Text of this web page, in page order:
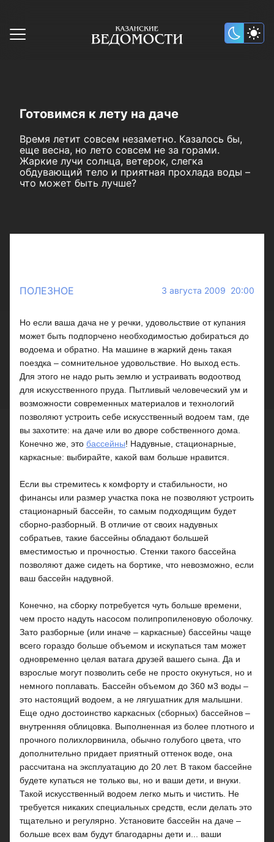
Готовимся к лету на даче
Время летит совсем незаметно. Казалось бы,
еще весна, но лето совсем не за горами.
Жаркие лучи солнца, ветерок, слегка
обдувающий тело и приятная прохлада воды –
что может быть лучше?
ПОЛЕЗНОЕ 3 августа 2009 20:00
Но если ваша дача не у речки, удовольствие от купания
может быть подпорчено необходимостью добираться до
водоема и обратно. На машине в жаркий день такая
поездка – сомнительное удовольствие. Но выход есть.
Для этого не надо рыть землю и устраивать водоотвод
для искусственного пруда. Пытливый человеческий ум и
возможности современных материалов и технологий
позволяют устроить себе искусственный водоем там, где
вы захотите: на даче или во дворе собственного дома.
Конечно же, это бассейны! Надувные, стационарные,
каркасные: выбирайте, какой вам больше нравится.
Если вы стремитесь к комфорту и стабильности, но
финансы или размер участка пока не позволяют устроить
стационарный бассейн, то самым подходящим будет
сборно-разборный. В отличие от своих надувных
собратьев, такие бассейны обладают большей
вместимостью и прочностью. Стенки такого бассейна
позволяют даже сидеть на бортике, что невозможно, если
ваш бассейн надувной.
Конечно, на сборку потребуется чуть больше времени,
чем просто надуть насосом полипропиленовую оболочку.
Зато разборные (или иначе – каркасные) бассейны чаще
всего гораздо больше объемом и искупаться там может
одновременно целая ватага друзей вашего сына. Да и
взрослые могут позволить себе не просто окунуться, но и
немного поплавать. Бассейн объемом до 360 м3 воды –
это настоящий водоем, а не лягушатник для малышни.
Еще одно достоинство каркасных (сборных) бассейнов –
внутренняя облицовка. Выполненная из более плотного и
прочного полихлорвинила, обычно голубого цвета, что
дополнительно придает приятный оттенок воде, она
рассчитана на эксплуатацию до 20 лет. В таком бассейне
будете купаться не только вы, но и ваши дети, и внуки.
Такой искусственный водоем легко мыть и чистить. Не
требуется никаких специальных средств, если делать это
тщательно и регулярно. Установите бассейн на даче –
больше всех вам будут благодарны дети и... ваши